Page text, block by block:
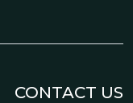
CONTACT US